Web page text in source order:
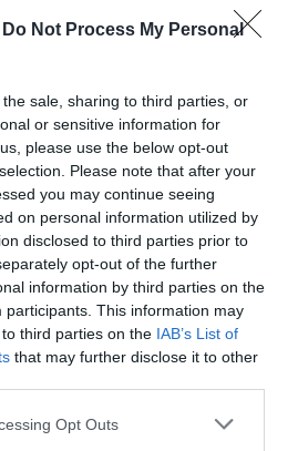
Do Not Process My Personal
sale, sharing to third parties, or
or sensitive information for
please use the below opt-out
Please note that after your
you may continue seeing
on personal information utilized by
disclosed to third parties prior to
opt-out of the further
information by third parties on the
participants. This information may
third parties on the IAB’s List of
that may further disclose it to other
app uses one or more Google
Opt Outs
sujuvasti niin